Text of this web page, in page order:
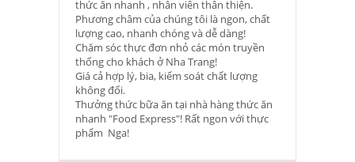
thức ăn nhanh , nhân viên thân thiện.
Phương châm của chúng tôi là ngon, chất
lượng cao, nhanh chóng và dễ dàng!
Chăm sóc thực đơn nhỏ các món truyền
thống cho khách ở Nha Trang!
Giá cả hợp lý, bia, kiểm soát chất lượng
không đổi.
Thưởng thức bữa ăn tại nhà hàng thức ăn
nhanh "Food Express"! Rất ngon với thực
phẩm Nga!